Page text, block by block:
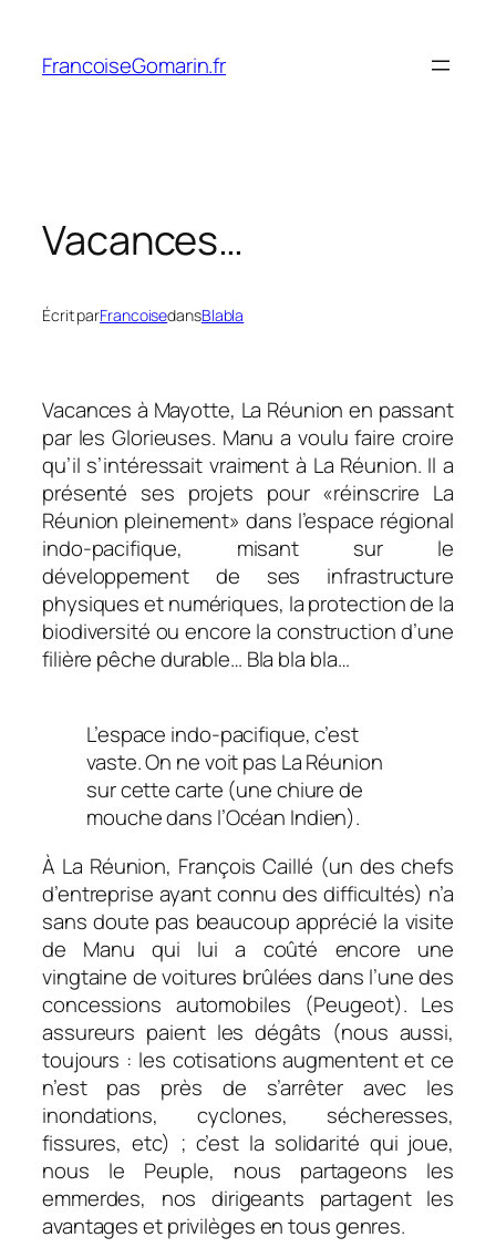
contenu
FrancoiseGomarin.fr
Vacances…
Écrit parFrancoisedansBlabla
Vacances à Mayotte, La Réunion en passant
par les Glorieuses. Manu a voulu faire croire
qu’il s’intéressait vraiment à La Réunion. Il a
présenté ses projets pour «réinscrire La
Réunion pleinement» dans l’espace régional
indo-pacifique, misant sur le
développement de ses infrastructure
physiques et numériques, la protection de la
biodiversité ou encore la construction d’une
filière pêche durable… Bla bla bla…
L’espace indo-pacifique, c’est
vaste. On ne voit pas La Réunion
sur cette carte (une chiure de
mouche dans l’Océan Indien).
À La Réunion, François Caillé (un des chefs
d’entreprise ayant connu des difficultés) n’a
sans doute pas beaucoup apprécié la visite
de Manu qui lui a coûté encore une
vingtaine de voitures brûlées dans l’une des
concessions automobiles (Peugeot). Les
assureurs paient les dégâts (nous aussi,
toujours : les cotisations augmentent et ce
n’est pas près de s’arrêter avec les
inondations, cyclones, sécheresses,
fissures, etc) ; c’est la solidarité qui joue,
nous le Peuple, nous partageons les
emmerdes, nos dirigeants partagent les
avantages et privilèges en tous genres.